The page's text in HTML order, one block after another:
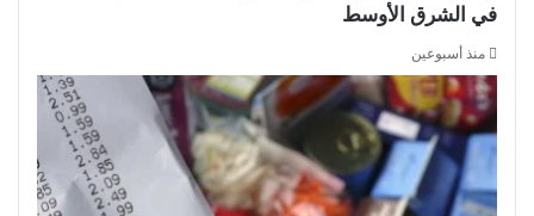
في الشرق الأوسط
منذ أسبوعين